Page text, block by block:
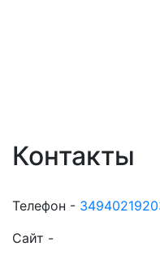
Контакты
Телефон -
Сайт -